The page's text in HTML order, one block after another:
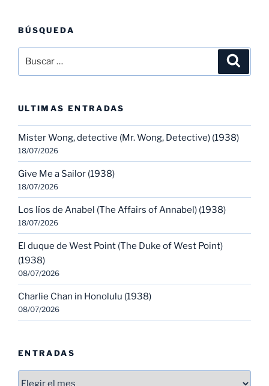
BÚSQUEDA
por:
ULTIMAS ENTRADAS
Mister Wong, detective (Mr. Wong, Detective) (1938)
18/07/2026
Give Me a Sailor (1938)
18/07/2026
Los líos de Anabel (The Affairs of Annabel) (1938)
18/07/2026
El duque de West Point (The Duke of West Point)
(1938)
08/07/2026
Charlie Chan in Honolulu (1938)
08/07/2026
ENTRADAS
Entradas